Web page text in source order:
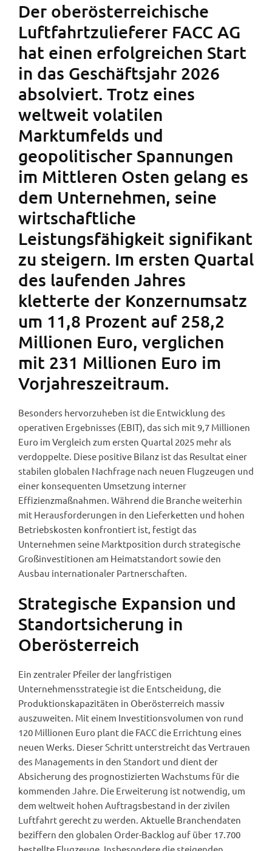
Der oberösterreichische
Luftfahrtzulieferer FACC AG
hat einen erfolgreichen Start
in das Geschäftsjahr 2026
absolviert. Trotz eines
weltweit volatilen
Marktumfelds und
geopolitischer Spannungen
im Mittleren Osten gelang es
dem Unternehmen, seine
wirtschaftliche
Leistungsfähigkeit signifikant
zu steigern. Im ersten Quartal
des laufenden Jahres
kletterte der Konzernumsatz
um 11,8 Prozent auf 258,2
Millionen Euro, verglichen
mit 231 Millionen Euro im
Vorjahreszeitraum.
Besonders hervorzuheben ist die Entwicklung des
operativen Ergebnisses (EBIT), das sich mit 9,7 Millionen
Euro im Vergleich zum ersten Quartal 2025 mehr als
verdoppelte. Diese positive Bilanz ist das Resultat einer
stabilen globalen Nachfrage nach neuen Flugzeugen und
einer konsequenten Umsetzung interner
Effizienzmaßnahmen. Während die Branche weiterhin
mit Herausforderungen in den Lieferketten und hohen
Betriebskosten konfrontiert ist, festigt das
Unternehmen seine Marktposition durch strategische
Großinvestitionen am Heimatstandort sowie den
Ausbau internationaler Partnerschaften.
Strategische Expansion und
Standortsicherung in
Oberösterreich
Ein zentraler Pfeiler der langfristigen
Unternehmensstrategie ist die Entscheidung, die
Produktionskapazitäten in Oberösterreich massiv
auszuweiten. Mit einem Investitionsvolumen von rund
120 Millionen Euro plant die FACC die Errichtung eines
neuen Werks. Dieser Schritt unterstreicht das Vertrauen
des Managements in den Standort und dient der
Absicherung des prognostizierten Wachstums für die
kommenden Jahre. Die Erweiterung ist notwendig, um
dem weltweit hohen Auftragsbestand in der zivilen
Luftfahrt gerecht zu werden. Aktuelle Branchendaten
beziffern den globalen Order-Backlog auf über 17.700